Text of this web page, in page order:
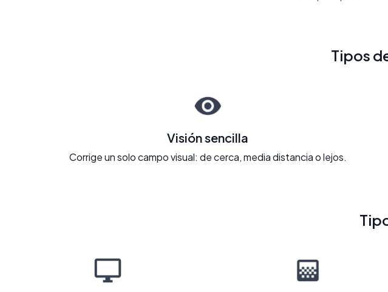
Tipos
Visión sencilla
Corrige un solo campo visual: de cerca, media distancia o lejos.